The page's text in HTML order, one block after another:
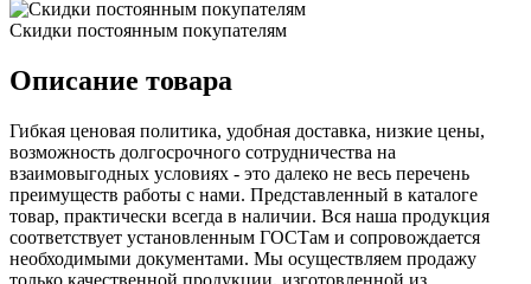
Скидки постоянным покупателям
Описание товара
Гибкая ценовая политика, удобная доставка, низкие цены,
возможность долгосрочного сотрудничества на
взаимовыгодных условиях - это далеко не весь перечень
преимуществ работы с нами. Представленный в каталоге
товар, практически всегда в наличии. Вся наша продукция
соответствует установленным ГОСТам и сопровождается
необходимыми документами. Мы осуществляем продажу
только качественной продукции, изготовленной из